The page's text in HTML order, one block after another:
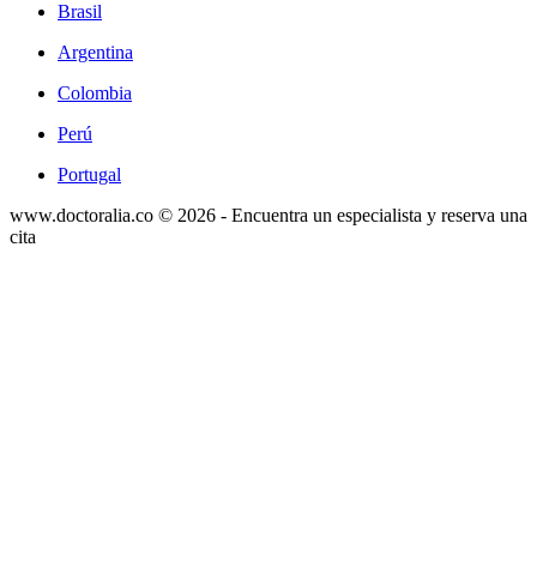
Brasil
Argentina
Colombia
Perú
Portugal
www.doctoralia.co © 2026 - Encuentra un especialista y reserva una
cita